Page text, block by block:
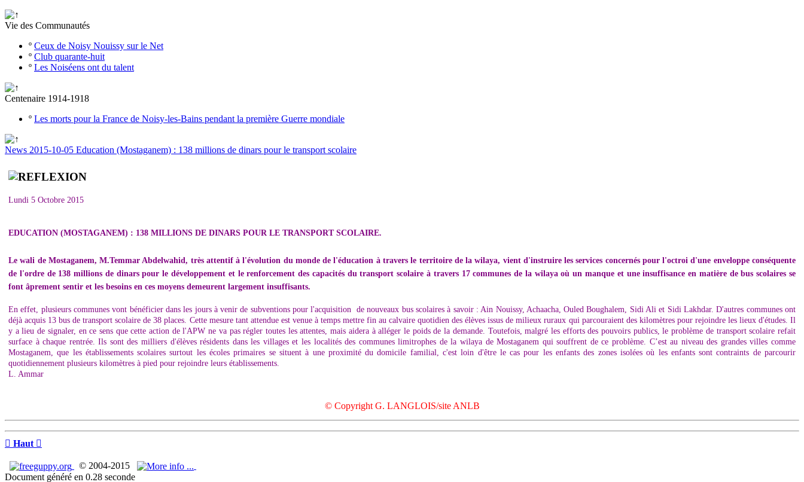
Vie des Communautés
º Ceux de Noisy Nouissy sur le Net
º Club quarante-huit
º Les Noiséens ont du talent
Centenaire 1914-1918
º Les morts pour la France de Noisy-les-Bains pendant la première Guerre mondiale
News 2015-10-05 Education (Mostaganem) : 138 millions de dinars pour le transport scolaire
Lundi 5 Octobre 2015
EDUCATION (MOSTAGANEM) : 138 MILLIONS DE DINARS POUR LE TRANSPORT SCOLAIRE.
Le wali de Mostaganem, M.Temmar Abdelwahid, très attentif à l'évolution du monde de l'éducation à travers le territoire de la wilaya, vient d'instruire les services concernés pour l'octroi d'une enveloppe conséquente
de l'ordre de 138 millions de dinars pour le développement et le renforcement des capacités du transport scolaire à travers 17 communes de la wilaya où un manque et une insuffisance en matière de bus scolaires se
font âprement sentir et les besoins en ces moyens demeurent largement insuffisants.
En effet, plusieurs communes vont bénéficier dans les jours à venir de subventions pour l'acquisition de nouveaux bus scolaires à savoir : Ain Nouissy, Achaacha, Ouled Boughalem, Sidi Ali et Sidi Lakhdar. D'autres communes ont
déjà acquis 13 bus de transport scolaire de 38 places. Cette mesure tant attendue est venue à temps mettre fin au calvaire quotidien des élèves issus de milieux ruraux qui parcouraient des kilomètres pour rejoindre les lieux d'études. Il
y a lieu de signaler, en ce sens que cette action de l'APW ne va pas régler toutes les attentes, mais aidera à alléger le poids de la demande. Toutefois, malgré les efforts des pouvoirs publics, le problème de transport scolaire refait
surface à chaque rentrée. Ils sont des milliers d'élèves résidents dans les villages et les localités des communes limitrophes de la wilaya de Mostaganem qui souffrent de ce problème. C’est au niveau des grandes villes comme
Mostaganem, que les établissements scolaires surtout les écoles primaires se situent à une proximité du domicile familial, c'est loin d'être le cas pour les enfants des zones isolées où les enfants sont contraints de parcourir
quotidiennement plusieurs kilomètres à pied pour rejoindre leurs établissements.
L. Ammar
© Copyright G. LANGLOIS/site ANLB
 Haut 
© 2004-2015
Document généré en 0.28 seconde